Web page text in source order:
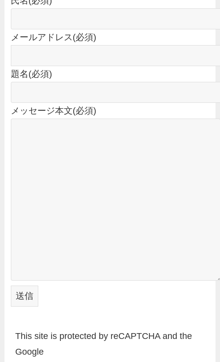
メールアドレス(必須)
題名(必須)
メッセージ本文(必須)
This site is protected by reCAPTCHA and the
Google